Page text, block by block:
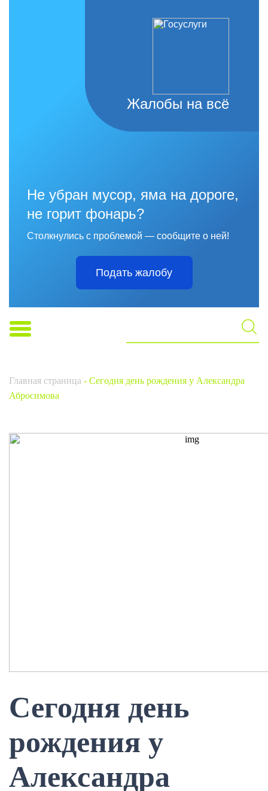
Жалобы на всё
Не убран мусор, яма на дороге,
не горит фонарь?
Столкнулись с проблемой — сообщите о ней!
Подать жалобу
Главная страница - Сегодня день рождения у Александра
Абросимова
Сегодня день
рождения у
Александра